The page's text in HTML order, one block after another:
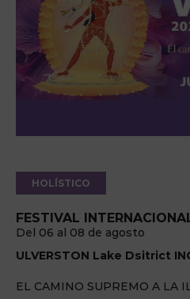
HOLÍSTICO
FESTIVAL
Del 06 al 08 de agosto
ULVERSTON Lake Dsitrict
EL CAMINO SUPREMO A LA